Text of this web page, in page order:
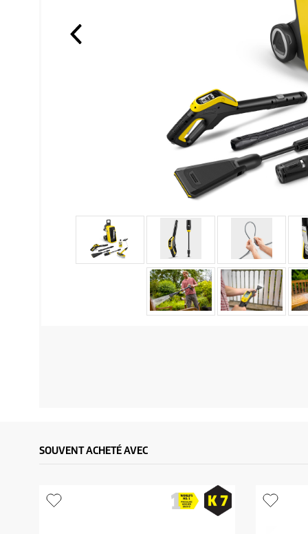
SOUVENT ACHETÉ AVEC